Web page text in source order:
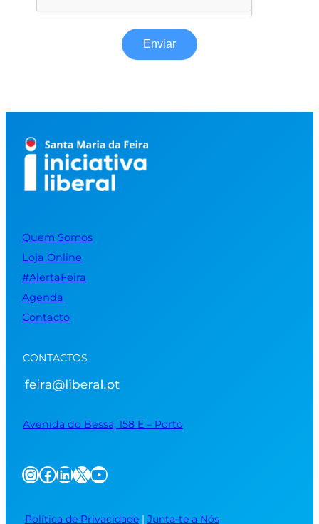
Enviar
Quem Somos
Loja Online
#AlertaFeira
Agenda
Contacto
CONTACTOS
Avenida do Bessa, 158 E – Porto
InstagramFacebook LinkedIn X YouTube
Política de Privacidade| Junta-te a Nós